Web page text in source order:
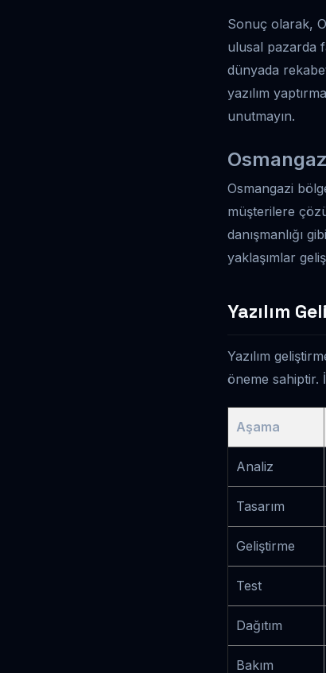
Sonuç olarak,
ulusal pazarda
dünyada
yazılım
unutmayın.
Osmangazi
müşterilere
danışmanlığı
yaklaşımlar
Yazılım
Yazılım
öneme sahiptir.
Aşama
Analiz
Tasarım
Geliştirme
Test
Dağıtım
Bakım